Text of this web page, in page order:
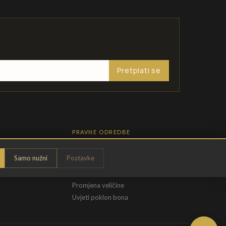
Samo nužni Postavke
Pretplati se
PRAVNE ODREDBE
Pravila privatnosti
Opći uvjeti
Promjena veličine
Uvjeti poklon bona